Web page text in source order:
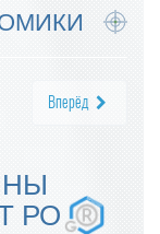
Вперёд
РО